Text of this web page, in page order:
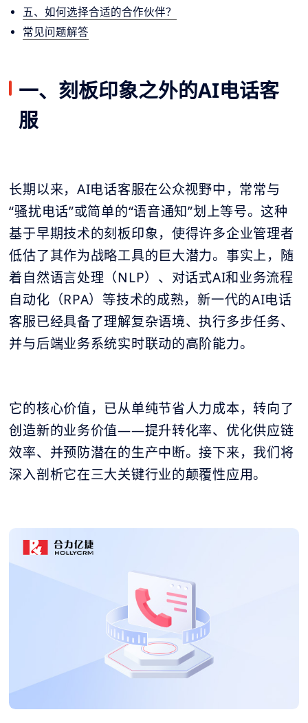
五、如何选择合适的合作伙伴？
常见问题解答
一、刻板印象之外的AI电话客
服
长期以来，AI电话客服在公众视野中，常常与
“骚扰电话”或简单的“语音通知”划上等号。这种
基于早期技术的刻板印象，使得许多企业管理者
低估了其作为战略工具的巨大潜力。事实上，随
着自然语言处理（NLP）、对话式AI和业务流程
自动化（RPA）等技术的成熟，新一代的AI电话
客服已经具备了理解复杂语境、执行多步任务、
并与后端业务系统实时联动的高阶能力。
它的核心价值，已从单纯节省人力成本，转向了
创造新的业务价值——提升转化率、优化供应链
效率、并预防潜在的生产中断。接下来，我们将
深入剖析它在三大关键行业的颠覆性应用。